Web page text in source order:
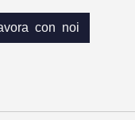
con noi